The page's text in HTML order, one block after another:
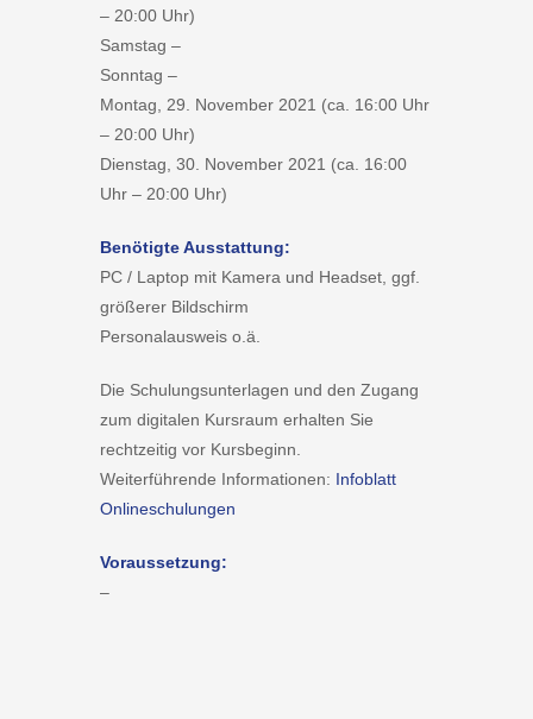
– 20:00 Uhr)
Samstag –
Sonntag –
Montag, 29. November 2021 (ca. 16:00 Uhr
– 20:00 Uhr)
Dienstag, 30. November 2021 (ca. 16:00
Uhr – 20:00 Uhr)
Benötigte Ausstattung:
PC / Laptop mit Kamera und Headset, ggf.
größerer Bildschirm
Personalausweis o.ä.
Die Schulungsunterlagen und den Zugang
zum digitalen Kursraum erhalten Sie
rechtzeitig vor Kursbeginn.
Weiterführende Informationen: Infoblatt
Onlineschulungen
Voraussetzung:
–